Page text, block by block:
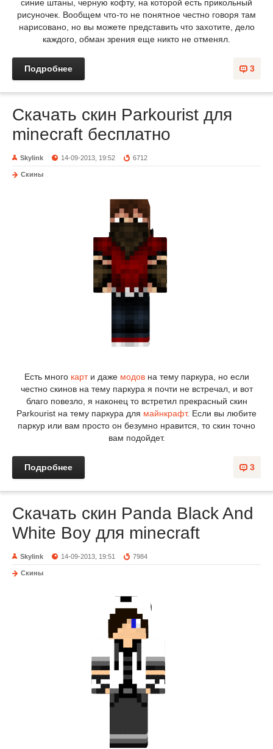
синие штаны, черную кофту, на которой есть прикольный
рисуночек. Вообщем что-то не понятное честно говоря там
нарисовано, но вы можете представить что захотите, дело
каждого, обман зрения еще никто не отменял.
3
Подробнее
Скачать скин Parkourist для
minecraft бесплатно
Skylink 14-09-2013, 19:52 6712
Скины
Есть много карти даже модовна тему паркура, но если
честно скинов на тему паркура я почти не встречал, и вот
благо повезло, я наконец то встретил прекрасный скин
Parkourist на тему паркура для майнкрафт. Если вы любите
паркур или вам просто он безумно нравится, то скин точно
вам подойдет.
3
Подробнее
Скачать скин Panda Black And
White Boy для minecraft
Skylink 14-09-2013, 19:51 7984
Скины